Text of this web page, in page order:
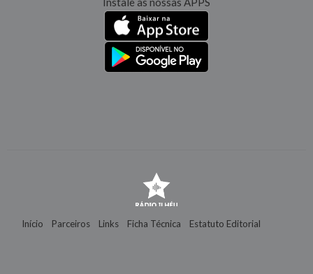
Início Parceiros Links Ficha Técnica Estatuto Editorial